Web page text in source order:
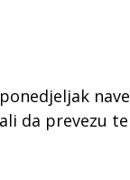
da prevezu